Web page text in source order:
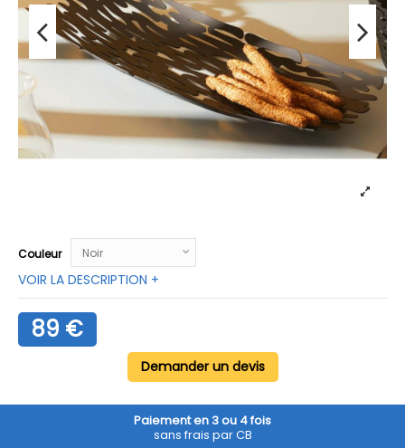
Couleur
VOIR LA DESCRIPTION +
89 €
Demander un devis
Paiement en 3 ou 4 fois
sans frais par CB